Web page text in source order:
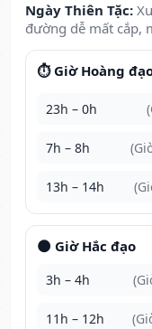
Ngày Thiên Tặc:
đường dễ mất cắp,
⏱️ Giờ Hoàng
23h – 0h
7h – 8h
13h – 14h
🌑 Giờ Hắc đạo
3h – 4h
11h – 12h